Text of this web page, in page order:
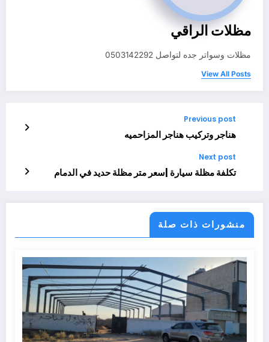
مظلات الراقي
مظلات وسواتر جده لتواصل 0503142292
View All Posts
Previous post
هناجر وتركيب هناجر المزاحميه
Next post
تكلفة مظلة سيارة |سعر متر مظلة حديد في الدمام
منشورات ذات صلة